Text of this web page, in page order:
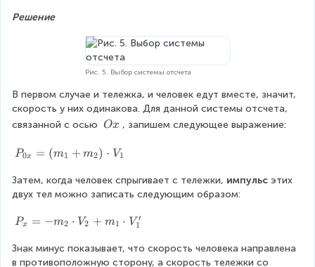
o
0
}
{
m
=
0
\l
}
g
h
t
)
с
}
r
м
}
с
}
5
Решение
Рис. 5. Выбор системы отсчета
В первом случае и тележка, и человек едут вместе, значит,
скорость у них одинакова. Для данной системы отсчета,
связанной с осью \
O
Ox , запишем следующее выражение:
P
{
0
}
(
P0x = (m1 + m2) ⋅ V1
Затем, когда человек спрыгивает с тележки, импульс этих
двух тел можно записать следующим образом:
P
x
=
Px = −m2 ⋅ V2 + m1 ⋅ V1
′
Знак минус показывает, что скорость человека направлена
в противоположную сторону, а скорость тележки со